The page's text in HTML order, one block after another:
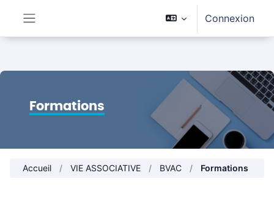
Connexion
Formations
Accueil VIE ASSOCIATIVE BVAC Formations